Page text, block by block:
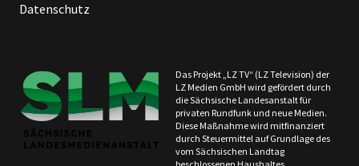
Datenschutz
Das Projekt „LZ TV“ (LZ Television) der
LZ Medien GmbH wird gefördert durch
die Sächsische Landesanstalt für
privaten Rundfunk und neue Medien.
Diese Maßnahme wird mitfinanziert
durch Steuermittel auf Grundlage des
vom Sächsischen Landtag